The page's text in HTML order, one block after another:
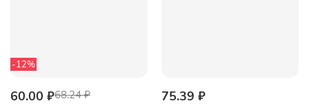
-12%
60.00 ₽68.24 ₽
75.39 ₽